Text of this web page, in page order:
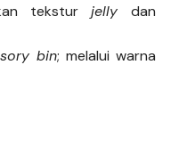
teksturjelly dan
bin; melalui warna